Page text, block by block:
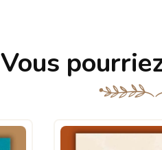
Vous